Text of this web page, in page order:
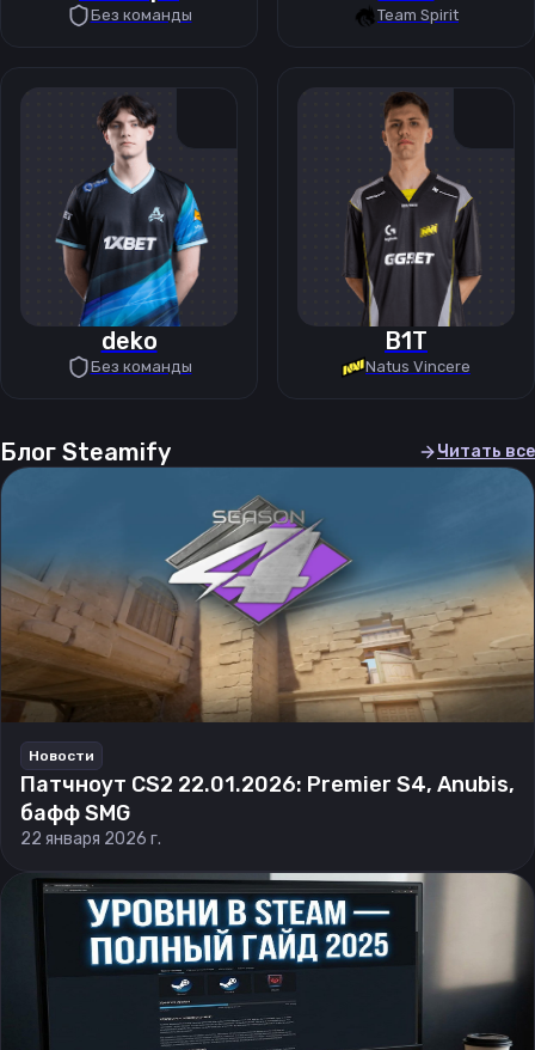
Без команды Team Spirit
deko
Без команды
B1T
Natus Vincere
Блог Steamify Читать все
Новости
Патчноут CS2 22.01.2026: Premier S4, Anubis,
бафф SMG
22 января 2026 г.